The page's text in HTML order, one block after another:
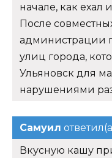
начале, как ехал
После
администрации
улиц города,
Ульяновск для
нарушениями
Самуил
Вкусную кашу